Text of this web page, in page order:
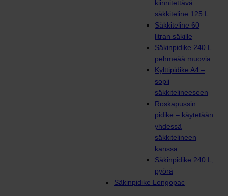
kiinnitettävä
säkkiteline 125 L
Säkkiteline 60
litran säkille
Säkinpidike 240 L
pehmeää muovia
Kylttipidike A4 –
sopii
säkkitelineeseen
Roskapussin
pidike – käytetään
yhdessä
säkkitelineen
kanssa
Säkinpidike 240 L,
pyörä
Säkinpidike Longopac